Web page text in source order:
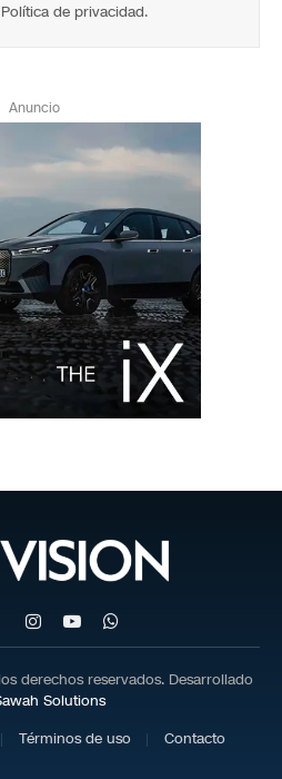
Política de privacidad.
Anuncio
Instagram
YouTubeWhatsApp
derechos reservados. Desarrollado
Solutions
Términos de uso Contacto